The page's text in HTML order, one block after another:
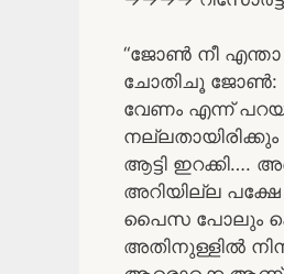
“ജോൺ നീ
ചോതിചൂ ജോൺ:
വേണം എന്ന്
ആട്ടി
അറിയില്ല
പൈസ പോലും
അതിനുള്ളിൽ